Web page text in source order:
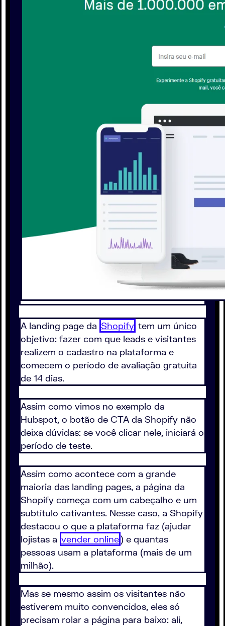
A landing page da Shopify tem um único
objetivo: fazer com que leads e visitantes
realizem o cadastro na plataforma e
comecem o período de avaliação gratuita
de 14 dias.
Assim como vimos no exemplo da
Hubspot, o botão de CTA da Shopify não
deixa dúvidas: se você clicar nele, iniciará o
período de teste.
Assim como acontece com a grande
maioria das landing pages, a página da
Shopify começa com um cabeçalho e um
subtítulo cativantes. Nesse caso, a Shopify
destacou o que a plataforma faz (ajudar
lojistas a vender online) e quantas
pessoas usam a plataforma (mais de um
milhão).
Mas se mesmo assim os visitantes não
estiverem muito convencidos, eles só
precisam rolar a página para baixo: ali,